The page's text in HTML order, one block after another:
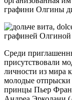
графини Олгины
графиней Олгиной
Среди
присутствовали
личности из мира
молодые отпрыски
принцы Пьер